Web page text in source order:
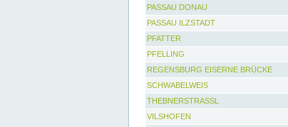
PASSAU DONAU
PASSAU ILZSTADT
PFATTER
PFELLING
REGENSBURG EISERNE BRÜCKE
SCHWABELWEIS
THEBNERSTRASSL
VILSHOFEN